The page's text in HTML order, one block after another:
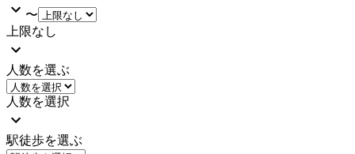
〜
上限なし
人数を選ぶ
人数を選択
駅徒歩を選ぶ